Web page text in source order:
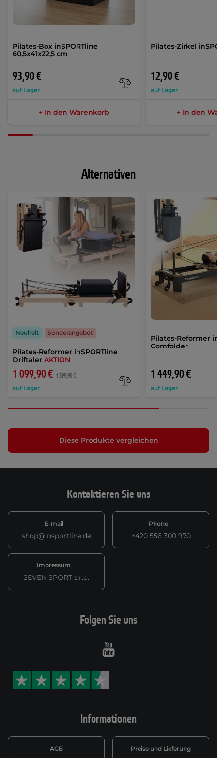
Pilates-Box inSPORTline
60,5x41x22,5 cm
93,90 €
auf Lager
+ In den Warenkorb
Pilates-Zirkel
12,90 €
auf Lager
+ In den
Alternativen
Pilates-Reformer inSPORTline
Driftaler AKTION
1 099,90 € 1 399,90 €
auf Lager
Neuheit Sonderangebot
Pilates-Reformer
Comfolder
1 449,90 €
auf Lager
Diese Produkte vergleichen
Kontaktieren Sie uns
E-mail
shop@insportline.de
Phone
+420 556 300 970
Impressum
SEVEN SPORT s.r.o.
Informationen
AGB Preise und Lieferung
Folgen Sie uns
Youtube